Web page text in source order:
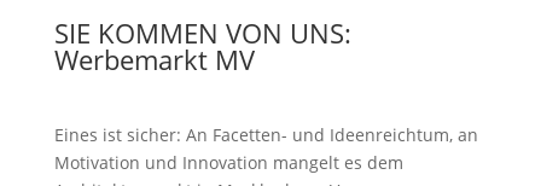
SIE KOMMEN VON UNS:
Werbemarkt MV
Eines ist sicher: An Facetten- und Ideenreichtum, an
Motivation und Innovation mangelt es dem